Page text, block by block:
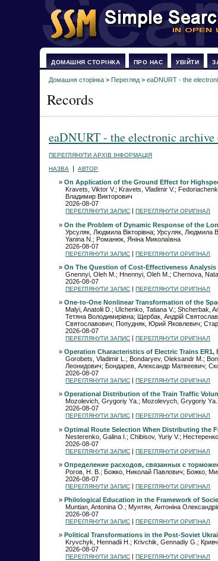
ДОМАШНЯ СТОРІНКА ПРО НАС УВІЙТИ
Домашня сторінка >Перегляд >eaDNURT - the
Records
eaDNURT - the electronic
ПЕРЕГЛЯНУТИ АРХІВ ІНФОРМАЦІЯ
НАЗВА |АВТОР
» On Application of the Ground Effect for
Kravets, Viktor V.; Kravets, Vladimir V.;
Владимир Викторович
2026-08-07
ПЕРЕГЛЯНУТИ ЗАПИС |ПЕРЕГЛЯНУТИ ОРИГІНАЛ
» On the Problem of Dynamic Response of the
Урсуляк, Людмила Вікторівна; Урсуляк,
Yanina N.; Романюк, Яніна Миколаївна
2026-08-07
ПЕРЕГЛЯНУТИ ЗАПИС |ПЕРЕГЛЯНУТИ ОРИГІНАЛ
» On The Question of Cost-Effectiveness
Gnennyi, Oleh M.; Hnennyi, Oleh M.; Chernova,
2026-08-07
ПЕРЕГЛЯНУТИ ЗАПИС |ПЕРЕГЛЯНУТИ ОРИГІНАЛ
» One-to-One Nonlinear Transformation of the
Malyi, Anatolii D.; Ulchenko, Tatiana V.; Shcherbak,
Тетяна Володимирівна; Щербак, Андрій
Святославович; Попудняк, Юрий Яковлевич;
2026-08-07
ПЕРЕГЛЯНУТИ ЗАПИС |ПЕРЕГЛЯНУТИ ОРИГІНАЛ
» Operation Characteristics of Electric Trains ER1,
Gorobets, Vladimir L.; Bondaryev, Oleksandr M.;
Леонидович; Бондарев, Александр Матвеевич;
2026-08-07
ПЕРЕГЛЯНУТИ ЗАПИС |ПЕРЕГЛЯНУТИ ОРИГІНАЛ
» Operational Distribution of the Train Traffic
Моzolevich, Grygoriy Yа.; Mozolevych, Grygoriy
2026-08-07
ПЕРЕГЛЯНУТИ ЗАПИС |ПЕРЕГЛЯНУТИ ОРИГІНАЛ
» Optimal Route Selection When Distributing the
Nesterenko, Galina I.; Chibisov, Yuriy V.;
2026-08-07
ПЕРЕГЛЯНУТИ ЗАПИС |ПЕРЕГЛЯНУТИ ОРИГІНАЛ
» Oпределение расходов, связанных с
Рогов, Н. В.; Божко, Николай Павлович; Божко,
2026-08-07
ПЕРЕГЛЯНУТИ ЗАПИС |ПЕРЕГЛЯНУТИ ОРИГІНАЛ
» Philological Education in the Framework of
Muntian, Antonina O.; Мунтян, Антоніна
2026-08-07
ПЕРЕГЛЯНУТИ ЗАПИС |ПЕРЕГЛЯНУТИ ОРИГІНАЛ
» Political Transformations in the Post-Soviet
Kryvchyk, Hennadii H.; Krivchik, Gennadiy G.;
2026-08-07
ПЕРЕГЛЯНУТИ ЗАПИС |ПЕРЕГЛЯНУТИ ОРИГІНАЛ